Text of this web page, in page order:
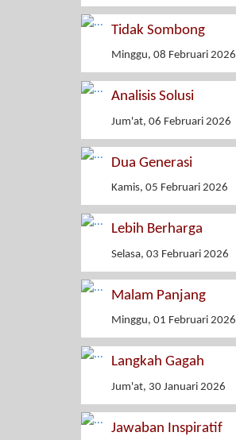
Tidak Sombong
Minggu, 08 Februari 2026
Analisis Solusi
Jum'at, 06 Februari 2026
Dua Generasi
Kamis, 05 Februari 2026
Lebih Berharga
Selasa, 03 Februari 2026
Malam Panjang
Minggu, 01 Februari 2026
Langkah Gagah
Jum'at, 30 Januari 2026
Jawaban Inspiratif